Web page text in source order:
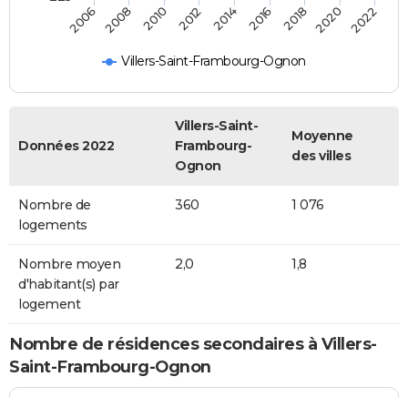
Villers-Saint-Frambourg-Ognon
2006 2008 2010 2012 2014 2016 2018 2020 2022
Données 2022
Villers-Saint-
Frambourg-
Ognon
Moyenne
des villes
Nombre de
logements
360 1 076
Nombre moyen
d'habitant(s) par
logement
2,0 1,8
Nombre de résidences secondaires à Villers-
Saint-Frambourg-Ognon